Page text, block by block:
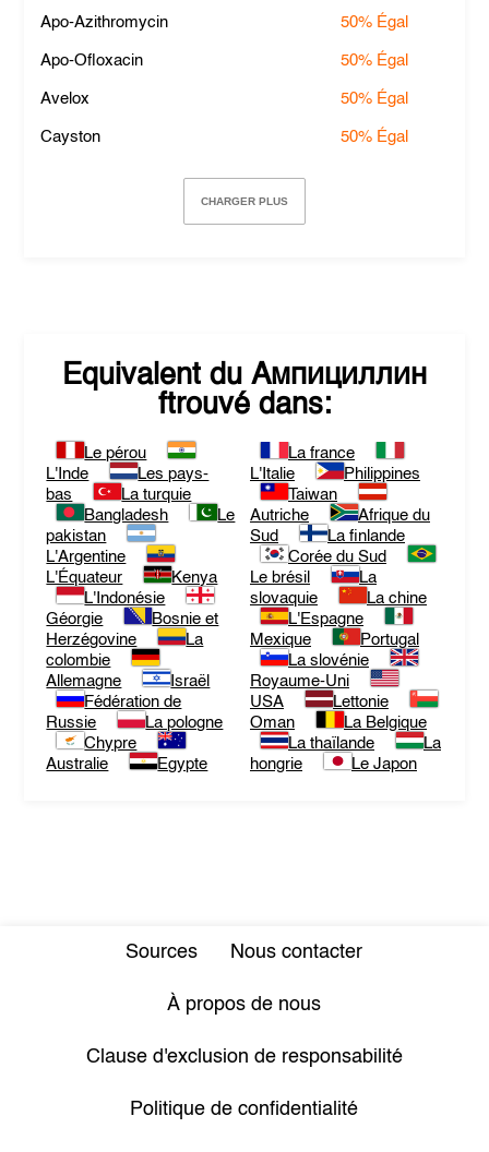
Apo-Azithromycin 50% Égal
Apo-Ofloxacin 50% Égal
Avelox 50% Égal
Cayston 50% Égal
CHARGER PLUS
Equivalent du Ампициллин
ftrouvé dans:
Le pérou
L'Inde
Les pays-
bas
La turquie
Bangladesh
Le
pakistan
L'Argentine
L'Équateur
Kenya
L'Indonésie
Géorgie
Bosnie et
Herzégovine
La
colombie
Allemagne
Israël
Fédération de
Russie
La pologne
Chypre
Australie
Egypte
La france
L'Italie
Philippines
Taiwan
Autriche
Afrique du
Sud
La finlande
Corée du Sud
Le brésil
La
slovaquie
La chine
L'Espagne
Mexique
Portugal
La slovénie
Royaume-Uni
USA
Lettonie
Oman
La Belgique
La thaïlande
La
hongrie
Le Japon
Sources Nous contacter
À propos de nous
Clause d'exclusion de responsabilité
Politique de confidentialité